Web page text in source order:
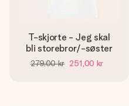
T-skjorte - Jeg skal
bli storebror/-søster
279,00 kr 251,00 kr